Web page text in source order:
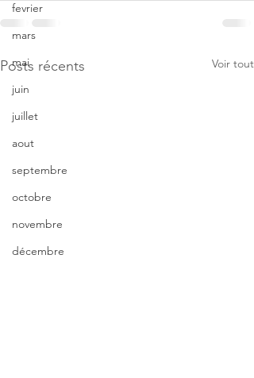
fevrier
mars
mai
juin
juillet
aout
septembre
octobre
novembre
décembre
Posts récents Voir tout